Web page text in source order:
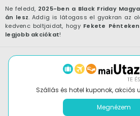
Ne feledd, 2025-ben a Black Friday
án lesz. Addig is látogass el gyakran az
kedvenc boltjaidat, hogy Fekete
legjobb akciókat!
Szállás és hotel kuponok,
Megnézem